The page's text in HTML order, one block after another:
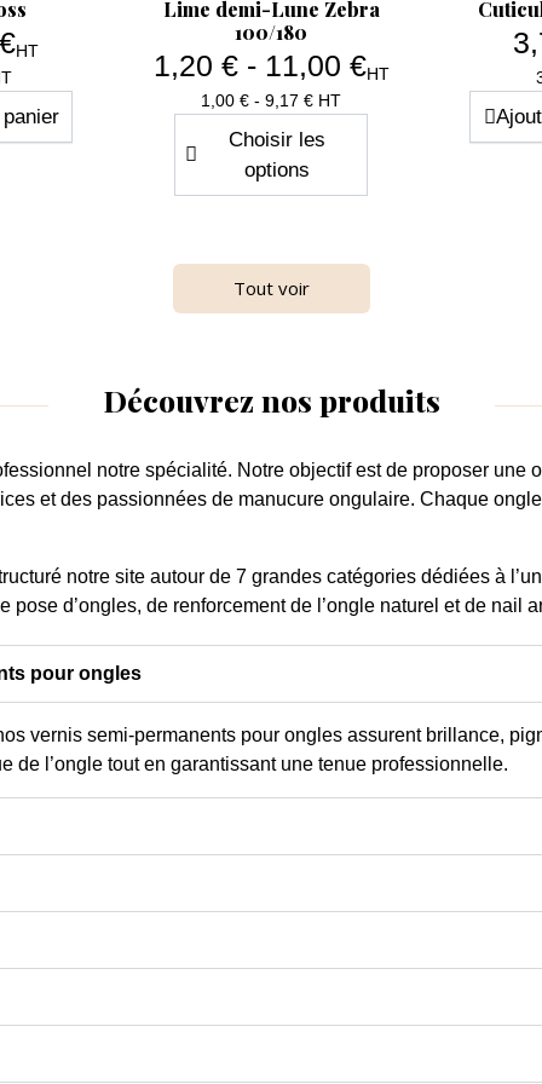
HT
Lime demi-Lune Zebra
100/180
Prix
1,20 € - 11,00 €HT
1,00 € - 9,17 € HT
Choisir les
options
Tout voir
Découvrez nos produits
notre spécialité. Notre objectif est de proposer une
et des passionnées de manucure ongulaire. Chaqueongle
notre site autour de 7 grandes catégories dédiées à
pose d’ongles, de renforcement de l’ongle naturel et de nail
pour ongles
vernis semi-permanents pour ongles assurent brillance,
de l’ongle tout en garantissant une tenue professionnelle.